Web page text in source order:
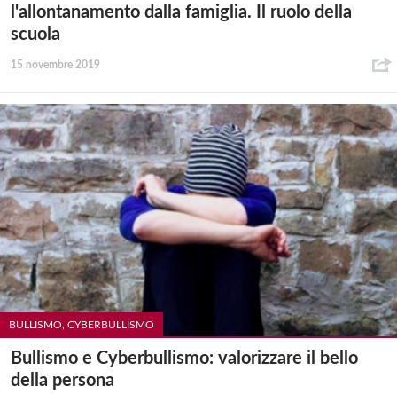
l'allontanamento dalla famiglia. Il ruolo della
scuola
15 novembre 2019
BULLISMO, CYBERBULLISMO
Bullismo e Cyberbullismo: valorizzare il bello
della persona